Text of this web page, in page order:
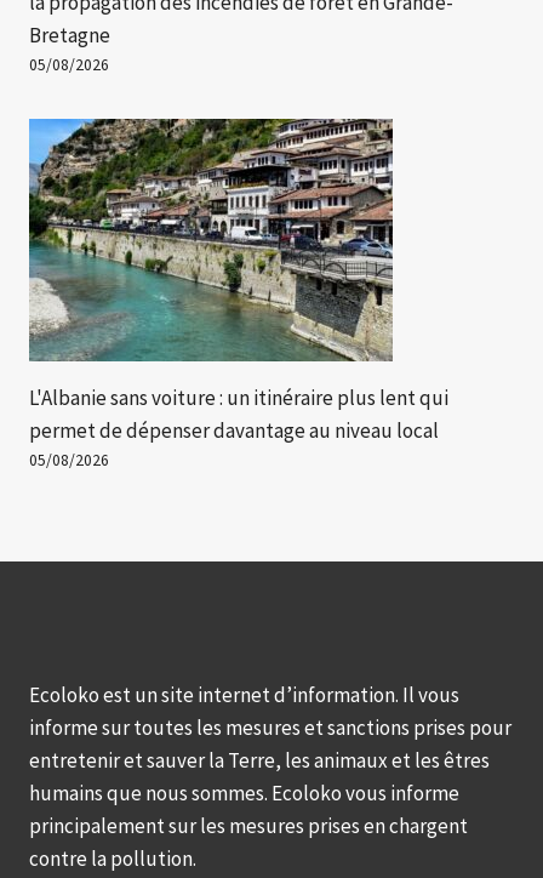
Bretagne
05/08/2026
L'Albanie sans voiture : un itinéraire plus lent qui
permet de dépenser davantage au niveau local
05/08/2026
Ecoloko est un site internet d’information. Il vous
informe sur toutes les mesures et sanctions prises pour
entretenir et sauver la Terre, les animaux et les êtres
humains que nous sommes. Ecoloko vous informe
principalement sur les mesures prises en chargent
contre la pollution.